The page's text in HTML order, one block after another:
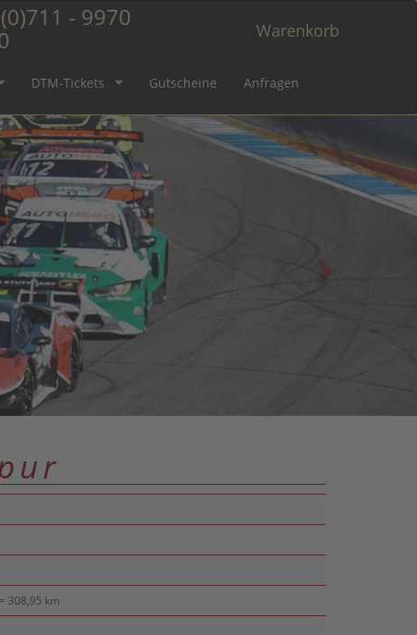
- 9970 Warenkorb
DTM-Tickets Gutscheine Anfragen
308,95 km